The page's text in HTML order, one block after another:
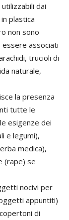
dai
plastica
non sono
essere associati
trucioli di
naturale,
la presenza
tutte le
esigenze dei
e legumi),
medica),
(rape) se
nocivi per
appuntiti)
di